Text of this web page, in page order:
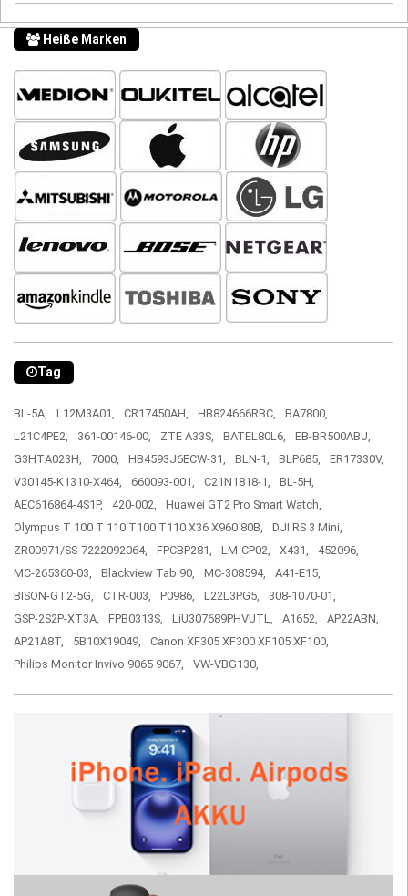
Heiße Marken
Tag
BL-5A, L12M3A01, CR17450AH, HB824666RBC,
BA7800,
L21C4PE2,
361-00146-00, ZTE A33S, BATEL80L6,
EB-BR500ABU,
G3HTA023H,
7000, HB4593J6ECW-31, BLN-1, BLP685,
ER17330V,
V30145-K1310-X464,
660093-001, C21N1818-1,
BL-5H,
AEC616864-4S1P,
420-002,
Huawei GT2 Pro Smart Watch,
Olympus T 100 T 110 T100 T110 X36 X960 80B,
DJI RS 3 Mini,
ZR00971/SS-7222092064,
FPCBP281, LM-CP02, X431,
452096,
MC-265360-03,
Blackview Tab 90, MC-308594,
A41-E15,
BISON-GT2-5G,
CTR-003, P0986, L22L3PG5,
308-1070-01,
GSP-2S2P-XT3A,
FPB0313S, LiU307689PHVUTL, A1652,
AP22ABN,
AP21A8T,
5B10X19049,
Canon XF305 XF300 XF105 XF100,
Philips Monitor Invivo 9065 9067,
VW-VBG130,